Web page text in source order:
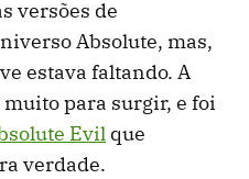
versões de
Absolute, mas,
estava faltando. A
para surgir, e foi
Evil que
verdade.